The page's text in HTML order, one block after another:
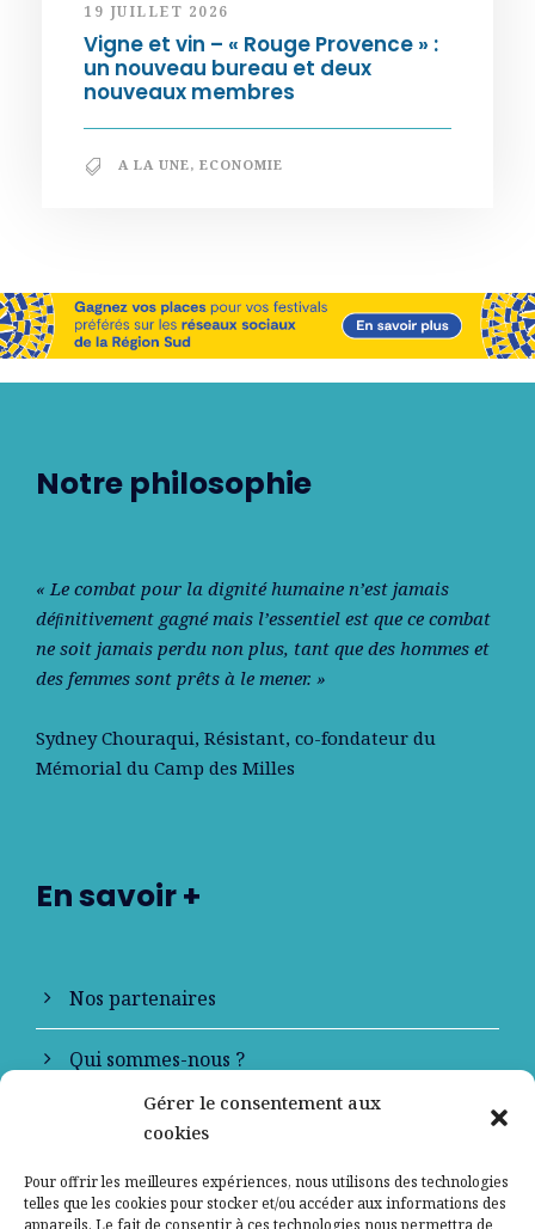
Gérer le consentement aux
cookies
Pour offrir les meilleures expériences, nous utilisons des technologies
telles que les cookies pour stocker et/ou accéder aux informations des
appareils. Le fait de consentir à ces technologies nous permettra de
19 JUILLET 2026
Vigne et vin – « Rouge Provence » :
un nouveau bureau et deux
nouveaux membres
A LA UNE, ECONOMIE
Notre philosophie
« Le combat pour la dignité humaine n’est jamais
déﬁnitivement gagné mais l’essentiel est que ce combat
ne soit jamais perdu non plus, tant que des hommes et
des femmes sont prêts à le mener. »
Sydney Chouraqui, Résistant, co-fondateur du
Mémorial du Camp des Milles
En savoir +
Nos partenaires
Qui sommes-nous ?
Contactez-nous
Mentions légales